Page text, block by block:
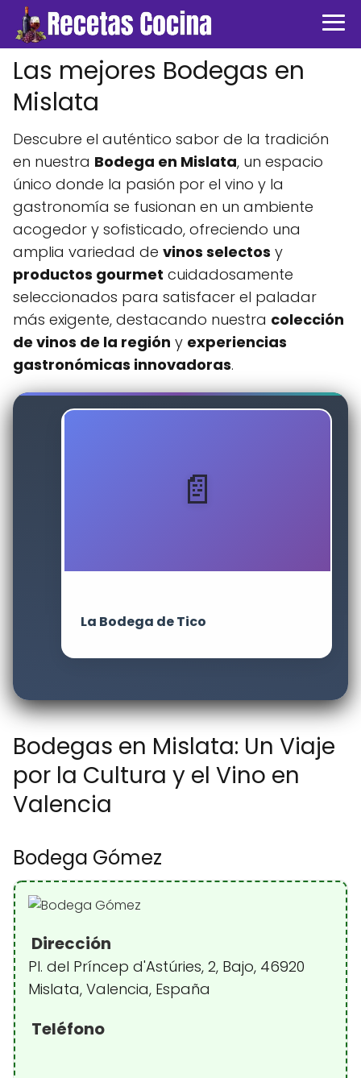
Las mejores Bodegas en
Mislata
Descubre el auténtico sabor de la tradición
en nuestra Bodega en Mislata, un espacio
único donde la pasión por el vino y la
gastronomía se fusionan en un ambiente
acogedor y sofisticado, ofreciendo una
amplia variedad de vinos selectos y
productos gourmet cuidadosamente
seleccionados para satisfacer el paladar
más exigente, destacando nuestra colección
de vinos de la región y experiencias
gastronómicas innovadoras.
La Bodega de Tico
Bodegas en Mislata: Un Viaje
por la Cultura y el Vino en
Valencia
Bodega Gómez
Dirección
Pl. del Príncep d'Astúries, 2, Bajo, 46920
Mislata, Valencia, España
Teléfono